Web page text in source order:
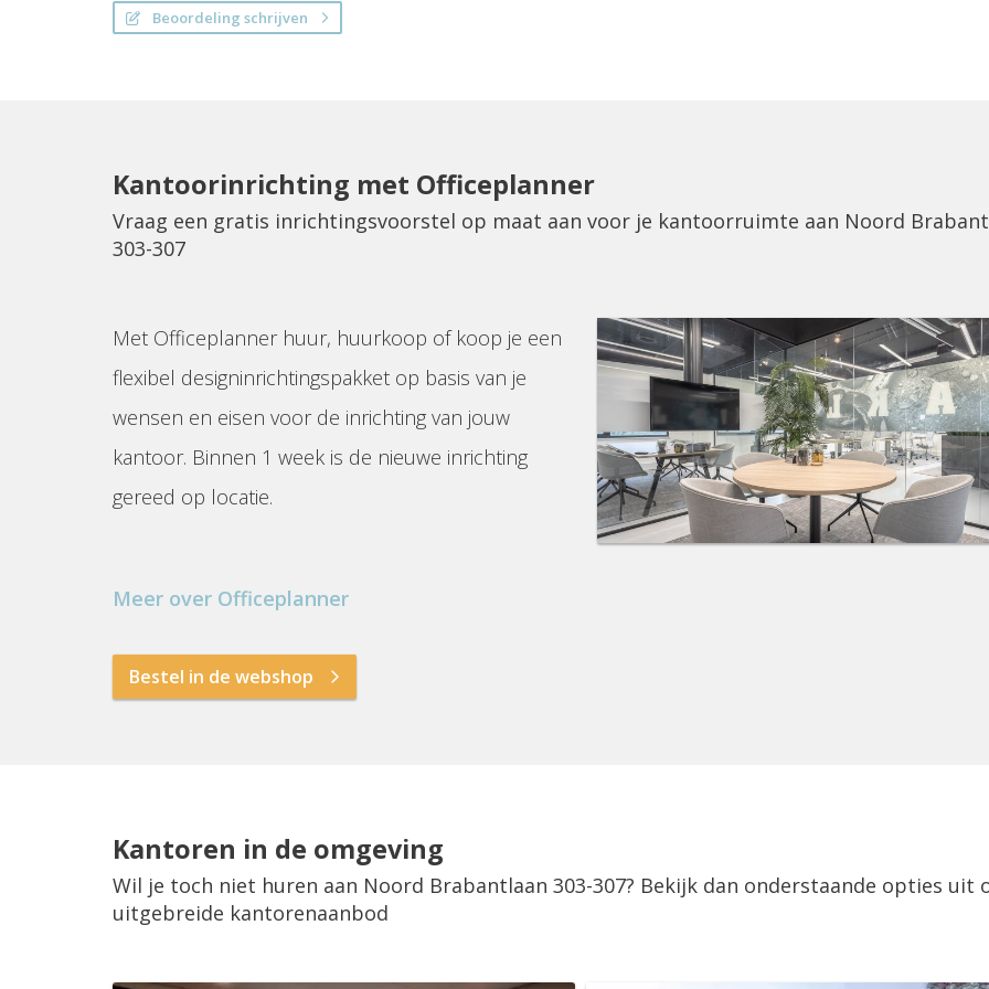
Beoordeling schrijven
Kantoorinrichting met Officeplanner
Vraag een gratis inrichtingsvoorstel op maat aan voor je kantoorruimte aan Noord
303-307
Met Officeplanner huur, huurkoop of koop je een
flexibel designinrichtingspakket op basis van je
wensen en eisen voor de inrichting van jouw
kantoor. Binnen 1 week is de nieuwe inrichting
gereed op locatie.
Meer over Officeplanner
Bestel in de webshop
Kantoren in de omgeving
Wil je toch niet huren aan Noord Brabantlaan 303-307? Bekijk dan onderstaande opties uit
uitgebreide kantorenaanbod